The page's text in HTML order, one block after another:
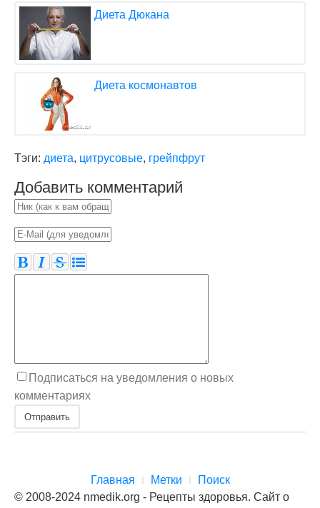
Диета Дюкана
Диета космонавтов
Тэги: диета, цитрусовые, грейпфрут
Добавить комментарий
Подписаться на уведомления о новых
комментариях
Отправить
Главная Метки
Поиск
© 2008-2024 nmedik.org - Рецепты здоровья. Сайт о